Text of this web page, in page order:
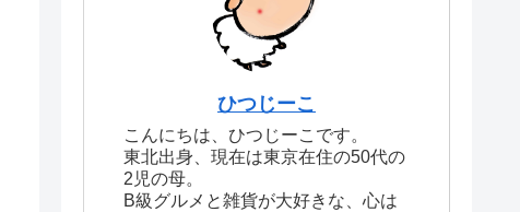
ひつじーこ
こんにちは、ひつじーこです。
東北出身、現在は東京在住の50代の
2児の母。
B級グルメと雑貨が大好きな、心は